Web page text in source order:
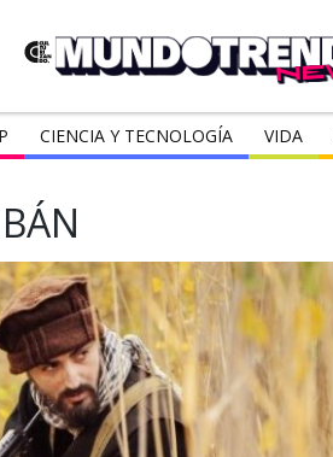
CIENCIA Y TECNOLOGÍA VIDA